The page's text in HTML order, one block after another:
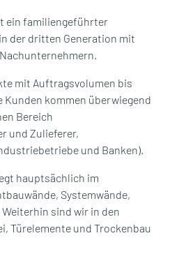
ein familiengeführter
der dritten Generation mit
mit Auftragsvolumen bis
Kunden kommen überwiegend
Bereich
und Zulieferer,
und Banken).
hauptsächlich im
Systemwände,
sind wir in den
Türelemente und Trockenbau